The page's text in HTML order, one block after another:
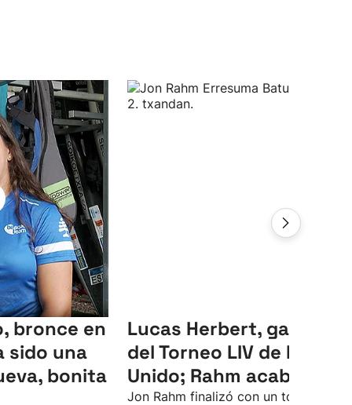
bronce en
sido una
bonita
Lucas Herbert, ganador
del Torneo LIV de Reino
Unido; Rahm acaba 23º
Jon Rahm finalizó con un total de -4